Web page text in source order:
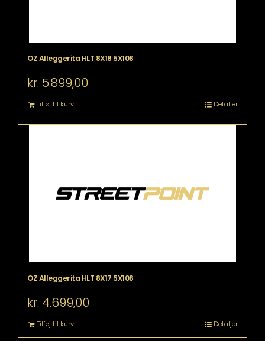
OZ Alleggerita HLT 8X18 5X108
kr. 5.899,00
Tilføj til kurv Detaljer
OZ Alleggerita HLT 8X17 5X108
kr. 4.699,00
Tilføj til kurv Detaljer